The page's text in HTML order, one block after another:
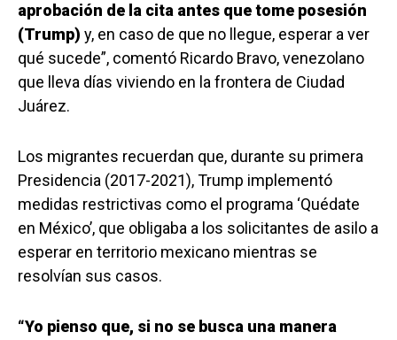
aprobación de la cita antes que tome posesión
(Trump) y, en caso de que no llegue, esperar a ver
qué sucede”, comentó Ricardo Bravo, venezolano
que lleva días viviendo en la frontera de Ciudad
Juárez.
Los migrantes recuerdan que, durante su primera
Presidencia (2017-2021), Trump implementó
medidas restrictivas como el programa ‘Quédate
en México’, que obligaba a los solicitantes de asilo a
esperar en territorio mexicano mientras se
resolvían sus casos.
“Yo pienso que, si no se busca una manera